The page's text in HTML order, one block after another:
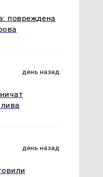
повреждена
день назад
день назад